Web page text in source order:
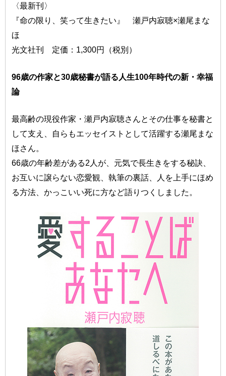
〈最新刊〉
『命の限り、笑って生きたい』 瀬戸内寂聴×瀬尾まな
ほ
光文社刊 定価：1,300円（税別）
96歳の作家と30歳秘書が語る人生100年時代の新・幸福
論
最高齢の現役作家・瀬戸内寂聴さんとその仕事を秘書と
して支え、自らもエッセイストとして活躍する瀬尾まな
ほさん。
66歳の年齢差がある2人が、元気で長生きをする秘訣、
お互いに譲らない恋愛観、執筆の裏話、人を上手にほめ
る方法、かっこいい死に方など語りつくしました。